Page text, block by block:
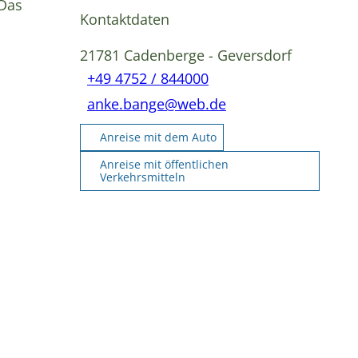
Kontaktdaten
21781 Cadenberge - Geversdorf
+49 4752 / 844000
anke.bange@web.de
Anreise mit dem Auto
Anreise mit öffentlichen
Verkehrsmitteln